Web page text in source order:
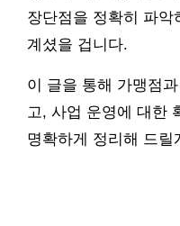
장단점을 정확히 파
계셨을 겁니다.
이 글을 통해 가맹점
고, 사업 운영에 대한
명확하게 정리해 드릴